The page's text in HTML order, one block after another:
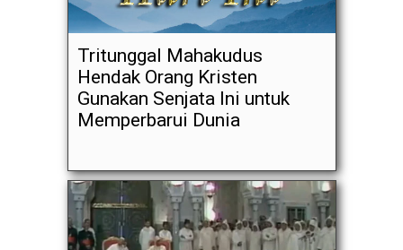
Tritunggal Mahakudus
Hendak Orang Kristen
Gunakan Senjata Ini untuk
Memperbarui Dunia